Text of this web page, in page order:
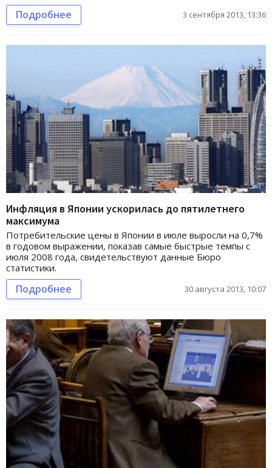
Подробнее 3 сентября 2013, 13:36
Инфляция в Японии ускорилась до пятилетнего
максимума
Потребительские цены в Японии в июле выросли на 0,7%
в годовом выражении, показав самые быстрые темпы с
июля 2008 года, свидетельствуют данные Бюро
статистики.
Подробнее 30 августа 2013, 10:07